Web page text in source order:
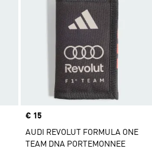
Price
€ 15
AUDI REVOLUT FORMULA ONE
TEAM DNA PORTEMONNEE